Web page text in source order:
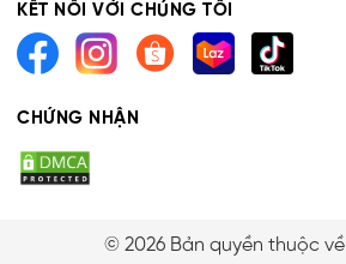
KẾT NỐI VỚI CHÚNG TÔI
CHỨNG NHẬN
© 2026 Bản quyền thuộc về